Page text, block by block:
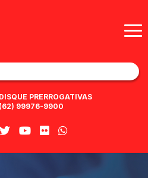
DISQUE PRERROGATIVAS
(62) 99976-9900